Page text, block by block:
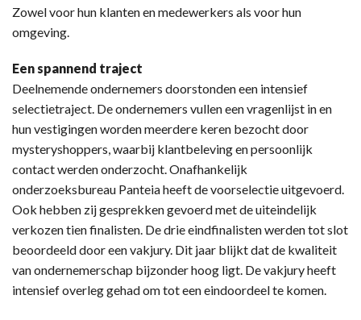
Zowel voor hun klanten en medewerkers als voor hun
omgeving.
Een spannend traject
Deelnemende ondernemers doorstonden een intensief
selectietraject. De ondernemers vullen een vragenlijst in en
hun vestigingen worden meerdere keren bezocht door
mysteryshoppers, waarbij klantbeleving en persoonlijk
contact werden onderzocht. Onafhankelijk
onderzoeksbureau Panteia heeft de voorselectie uitgevoerd.
Ook hebben zij gesprekken gevoerd met de uiteindelijk
verkozen tien finalisten. De drie eindfinalisten werden tot slot
beoordeeld door een vakjury. Dit jaar blijkt dat de kwaliteit
van ondernemerschap bijzonder hoog ligt. De vakjury heeft
intensief overleg gehad om tot een eindoordeel te komen.